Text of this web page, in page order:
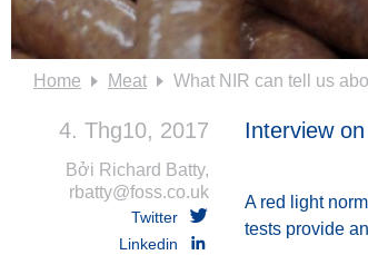
Home Meat What NIR can tell us
4. Thg10, 2017
Bởi Richard Batty,
rbatty@foss.co.uk
Twitter
Linkedin
Interview
A red light
tests provide